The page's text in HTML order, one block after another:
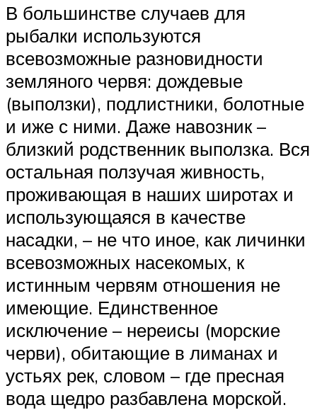
В большинстве случаев для
рыбалки используются
всевозможные разновидности
земляного червя: дождевые
(выползки), подлистники, болотные
и иже с ними. Даже навозник –
близкий родственник выползка. Вся
остальная ползучая живность,
проживающая в наших широтах и
использующаяся в качестве
насадки, – не что иное, как личинки
всевозможных насекомых, к
истинным червям отношения не
имеющие. Единственное
исключение – нереисы (морские
черви), обитающие в лиманах и
устьях рек, словом – где пресная
вода щедро разбавлена морской.